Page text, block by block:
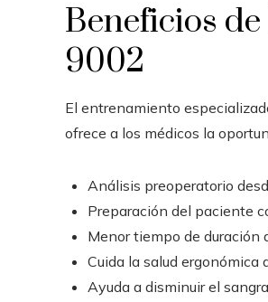
Beneficios
9002
El entrenamiento
ofrece a los médicos la
Análisis preoperatorio
Preparación del paciente
Menor tiempo de duración
Cuida la salud ergonómica
Ayuda a disminuir el